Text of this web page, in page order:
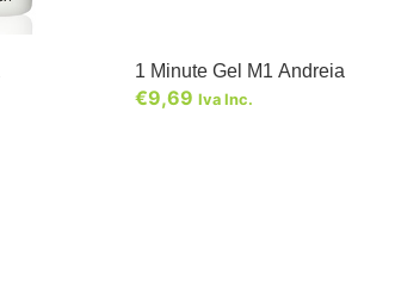
1 Minute Gel M1 Andreia
€9,69 Iva Inc.